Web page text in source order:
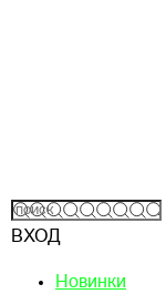
ВХОД
Новинки